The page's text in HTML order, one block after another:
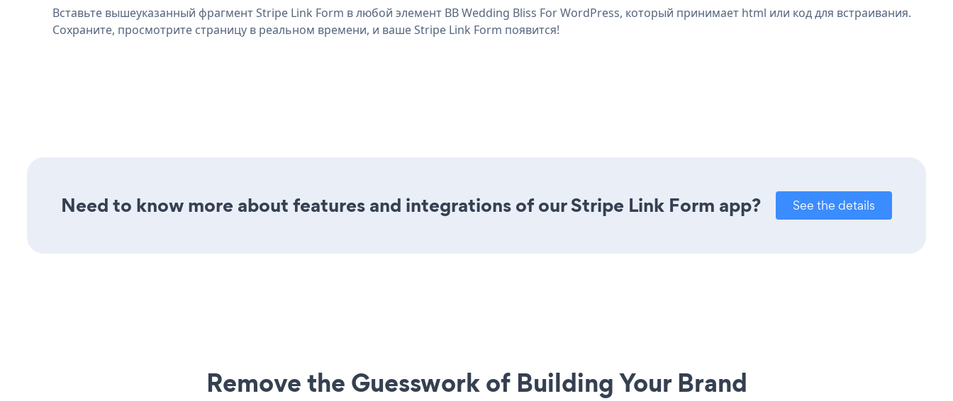
Вставьте вышеуказанный фрагмент Stripe Link Form в любой элемент BB Wedding Bliss For WordPress, который принимает html или код для встраивания.
Сохраните, просмотрите страницу в реальном времени, и ваше Stripe Link Form появится!
Need to know more about features and integrations of our Stripe Link Form app? See the details
Remove the Guesswork of Building Your Brand